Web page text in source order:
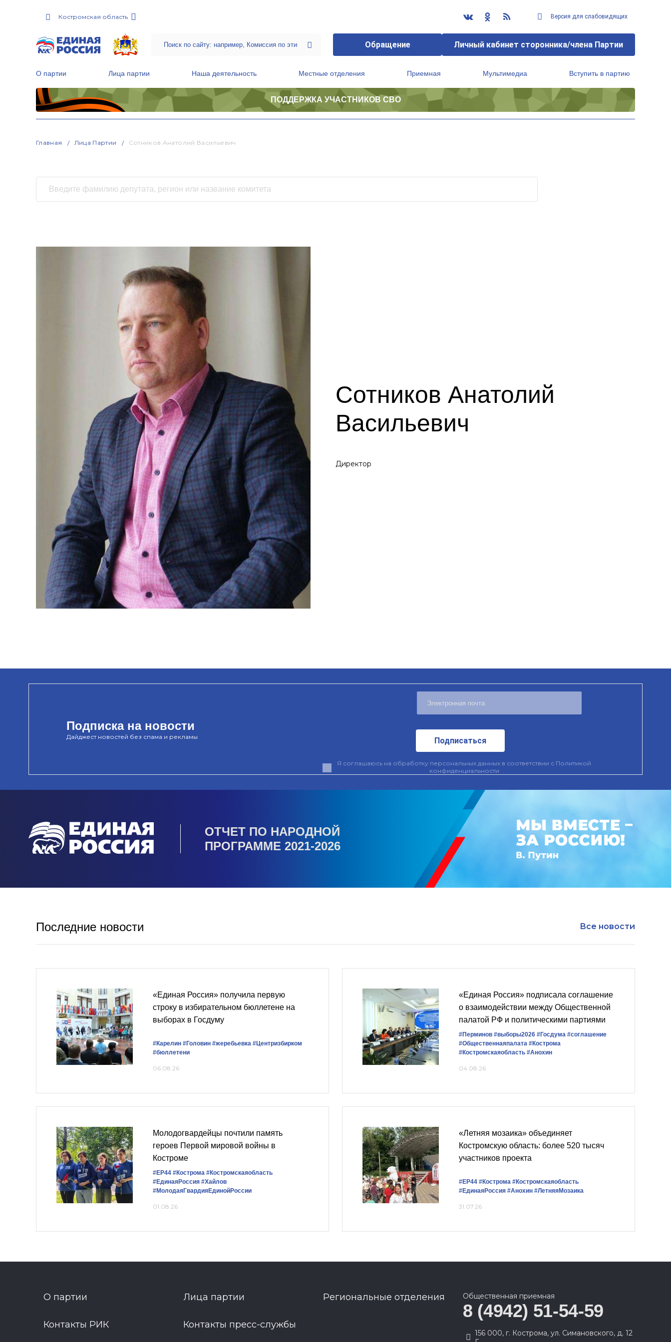
Костромская область Версия для слабовидящих
Обращение Личный кабинет сторонника/члена Партии
О партии Лица партии Наша деятельность Местные отделения Приемная Мультимедиа Вступить в партию
ПОДДЕРЖКА УЧАСТНИКОВ СВО
Главная Лица Партии Сотников Анатолий Васильевич
Сотников Анатолий
Васильевич
Директор
Подписка на новости
Дайджест новостей без спама и рекламы Подписаться
Я соглашаюсь на обработку персональных данных в соответствии с Политикой
конфиденциальности
ОТЧЕТ ПО НАРОДНОЙ
ПРОГРАММЕ 2021-2026
Последние новости Все новости
«Единая Россия» получила первую
строку в избирательном бюллетене на
выборах в Госдуму
#Карелин #Головин #жеребьевка #Центризбирком
#бюллетени
06.08.26
«Единая Россия» подписала соглашение
о взаимодействии между Общественной
палатой РФ и политическими партиями
#Перминов #выборы2026 #Госдума #соглашение
#Общественнаяпалата #Кострома
#Костромскаяобласть #Анохин
04.08.26
Молодогвардейцы почтили память
героев Первой мировой войны в
Костроме
#ЕР44 #Кострома #Костромскаяобласть
#‎ЕдинаяРоссия #Хайлов
#МолодаяГвардияЕдинойРоссии
01.08.26
«Летняя мозаика» объединяет
Костромскую область: более 520 тысяч
участников проекта
#ЕР44 #Кострома #Костромскаяобласть
#ЕдинаяРоссия #Анохин #ЛетняяМозаика
31.07.26
О партии Лица партии Региональные отделения
Контакты РИК Контакты пресс-службы
Общественная приемная
8 (4942) 51-54-59
156 000, г. Кострома, ул. Симановского, д. 12